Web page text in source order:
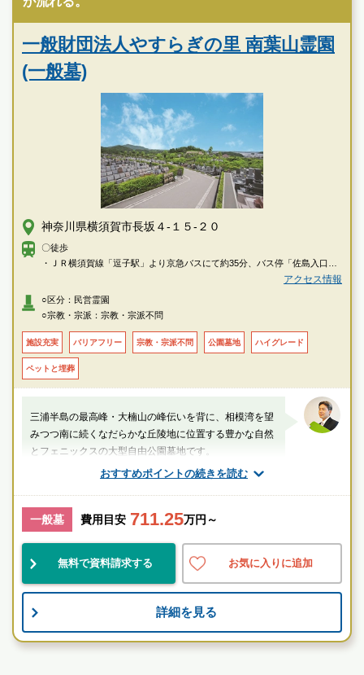
一般財団法人やすらぎの里 南葉山霊園
(一般墓)
神奈川県横須賀市長坂４-１５-２０
〇徒歩
・ＪＲ横須賀線「逗子駅」より京急バスにて約35分、バス停「佐島入口」
・京急逗子線「新逗子駅」より京急バスにて約35分、バス停「佐島入口」
から徒歩で約20分
て乗換後約12分バス停「佐島入口」から徒歩で約20分
・京浜急行線「北久里浜駅」より徒歩約3分「南葉山霊園案内所」より無料
送迎あり（毎日運行）
・横浜横須賀道路「衣笠インター」より車で約7分
アクセス情報
○区分：民営霊園
○宗教・宗派：宗教・宗派不問
施設充実 バリアフリー 宗教・宗派不問 公園墓地 ハイグレード
ペットと埋葬
おすすめポイントの続きを読む
三浦半島の最高峰・大楠山の峰伝いを背に、相模湾を望
みつつ南に続くなだらかな丘陵地に位置する豊かな自然
とフェニックスの大型自由公園墓地です。
厚生労働省認定 葬祭ディレクター技能審査
1級葬祭ディレクター 田中（業界歴15年）
神奈川県
民営 大規模 宗教不問
お墓のことなら何でもご相談ください
現地を見学して実際の雰囲気をお確かめください
一般墓 費用目安 711.25万円～
無料で資料請求する お気に入りに追加
詳細を見る